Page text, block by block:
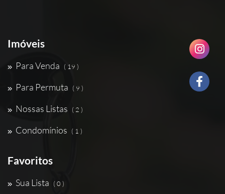
Imóveis
Para Venda ( 19 )
Para Permuta ( 9 )
Nossas Listas ( 2 )
Condomínios ( 1 )
Favoritos
Sua Lista ( 0 )